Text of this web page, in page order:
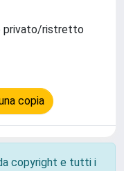
privato/ristretto
copia
copyright e tutti i